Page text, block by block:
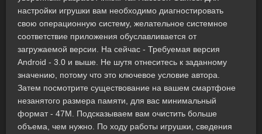
настройки игрушки вам необходимо диагностировать
свою операционную систему, желательное системное
соответствие приложения обуславливается от
загружаемой версии. На сейчас - Требуемая версия
Android - 3.0 и выше. Не шутя отнеситесь к заданному
значению, потому что это ключевое условие автора.
Затем посмотрите существование на вашем смартфоне
незанятого размера памяти, для вас минимальный
формат - 47M. Подсказываем вам очистить больше
объема, чем нужно. По ходу работы игрушки, сведения